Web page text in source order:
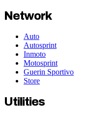
Network
Auto
Autosprint
Inmoto
Motosprint
Guerin Sportivo
Store
Utilities